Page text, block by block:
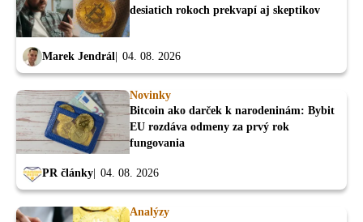
desiatich rokoch prekvapí aj skeptikov
Marek Jendrál 04. 08. 2026
Novinky
Bitcoin ako darček k narodeninám: Bybit
EU rozdáva odmeny za prvý rok
fungovania
PR články 04. 08. 2026
Analýzy